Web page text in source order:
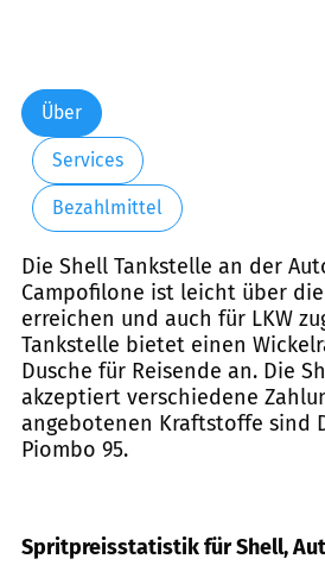
Über
Services
Bezahlmittel
Die Shell Tankstelle an der
Campofilone ist leicht über
erreichen und auch für LKW
Tankstelle bietet einen
Dusche für Reisende an. Die
akzeptiert verschiedene
angebotenen Kraftstoffe sind
Piombo 95.
Spritpreisstatistik für Shell,